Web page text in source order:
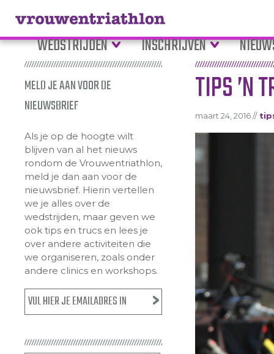
WEDSTRIJDEN INSCHRIJVEN
MELD JE AAN VOOR DE
NIEUWSBRIEF
Als je op de hoogte wilt
blijven van al het nieuws
rondom de Vrouwentriathlon,
meld je dan aan voor de
nieuwsbrief. Hierin vertellen
we je alles over de
wedstrijden, maar geven we
ook tips en trucs en lees je
over andere activiteiten die
we organiseren, zoals onder
andere clinics en workshops.
TIPS ’N
maart 24, 2016 //